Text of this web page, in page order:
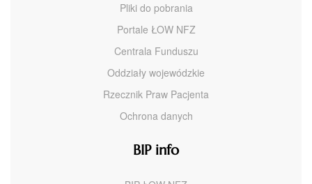
Pliki do pobrania
Portale ŁOW NFZ
Centrala Funduszu
Oddziały wojewódzkie
Rzecznik Praw Pacjenta
Ochrona danych
BIP info